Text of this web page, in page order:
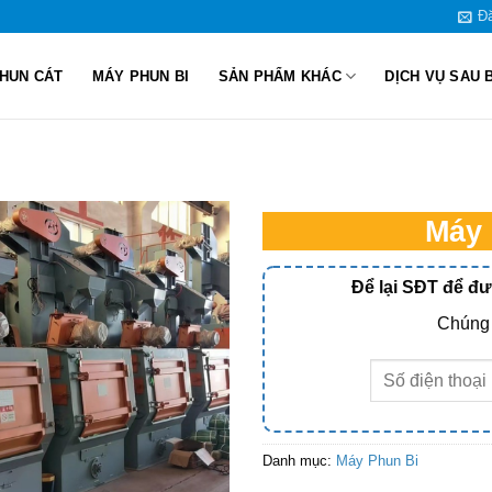
CÁT MÁY PHUN BI SẢN PHẨM KHÁC DỊCH VỤ SAU
Để lại SĐT để
Danh mục: Máy Phun Bi